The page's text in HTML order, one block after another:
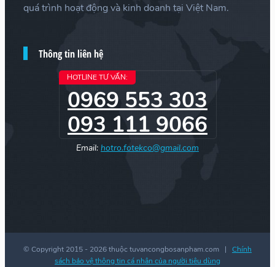
quá trình hoạt động và kinh doanh tại Việt Nam.
Thông tin liên hệ
HOTLINE TƯ VẤN:
0969 553 303
093 111 9066
Email: hotro.fotekco@gmail.com
© Copyright 2015 - 2026 thuộc tuvancongbosanpham.com | Chính
sách bảo vệ thông tin cá nhân của người tiêu dùng